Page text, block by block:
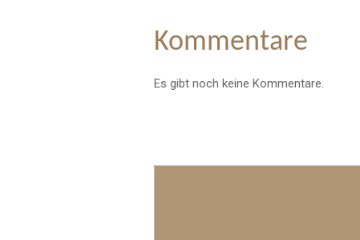
Kommentare
Es gibt noch keine Kommentare.